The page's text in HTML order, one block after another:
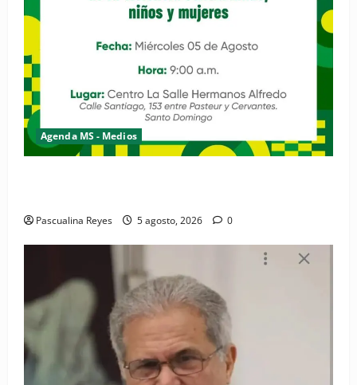
Agenda MS - Medios
Pascualina Reyes 5 agosto, 2026 0